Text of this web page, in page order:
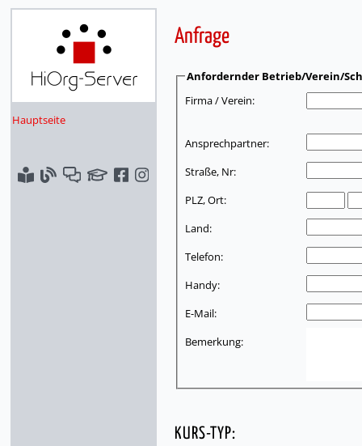
Hauptseite
Anfrage
Anfordernder Betrieb/Verein/
Firma / Verein:
Ansprechpartner:
Straße, Nr:
PLZ, Ort:
Land:
Telefon:
Handy:
E-Mail:
Bemerkung:
KURS-TYP: